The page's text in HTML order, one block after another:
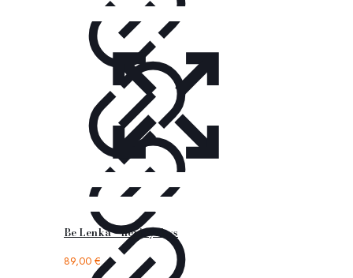
Be Lenka – flexi tyrkys
89,00 €